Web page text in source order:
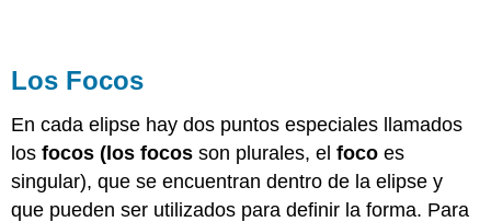
Los Focos
En cada elipse hay dos puntos especiales llamados
losfocos (los focos son plurales, elfoco es
singular), que se encuentran dentro de la elipse y
que pueden ser utilizados para definir la forma. Para